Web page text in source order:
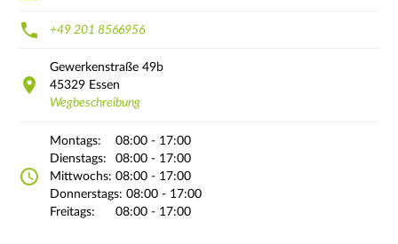
+49 201 8566956
Gewerkenstraße 49b
45329 Essen
Wegbeschreibung
Montags:
08:00 - 17:00
Dienstags:
08:00 - 17:00
Mittwochs: 08:00 - 17:00
Donnerstags: 08:00 - 17:00
Freitags:
08:00 - 17:00